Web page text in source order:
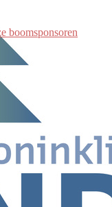
boomsponsoren